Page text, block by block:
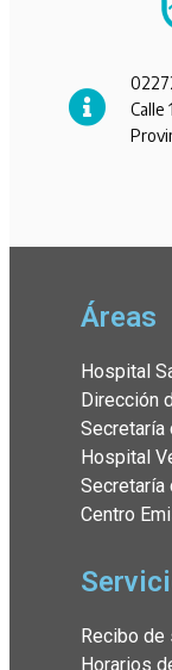
Calle
Áreas
Hospital
Dirección
Secretaría
Hospital
Secretaría
Centro
Recibo de
Horarios